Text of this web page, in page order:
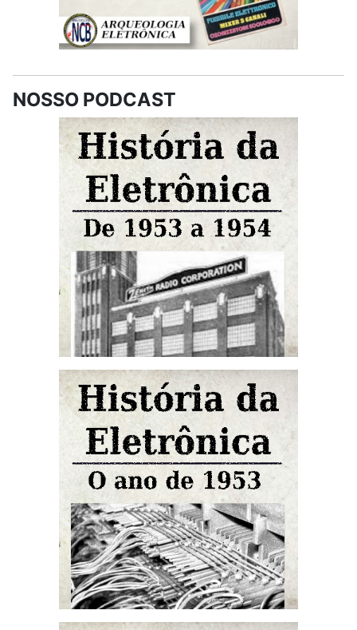
NOSSO PODCAST